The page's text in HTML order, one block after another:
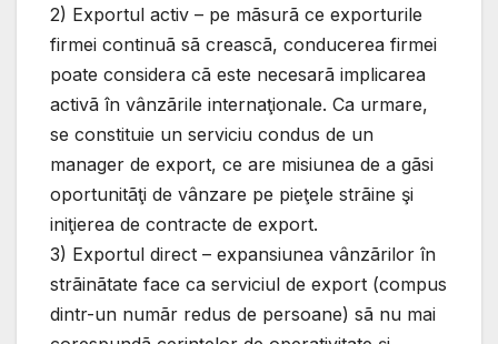
2) Exportul activ – pe mãsurã ce exporturile
firmei continuã sã creascã, conducerea firmei
poate considera cã este necesarã implicarea
activã în vânzãrile internaţionale. Ca urmare,
se constituie un serviciu condus de un
manager de export, ce are misiunea de a gãsi
oportunitãţi de vânzare pe pieţele strãine şi
iniţierea de contracte de export.
3) Exportul direct – expansiunea vânzãrilor în
strãinãtate face ca serviciul de export (compus
dintr-un numãr redus de persoane) sã nu mai